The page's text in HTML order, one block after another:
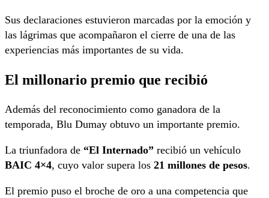
Sus declaraciones estuvieron marcadas por la emoción y
las lágrimas que acompañaron el cierre de una de las
experiencias más importantes de su vida.
El millonario premio que recibió
Además del reconocimiento como ganadora de la
temporada, Blu Dumay obtuvo un importante premio.
La triunfadora de “El Internado” recibió un vehículo
BAIC 4×4, cuyo valor supera los 21 millones de pesos.
El premio puso el broche de oro a una competencia que